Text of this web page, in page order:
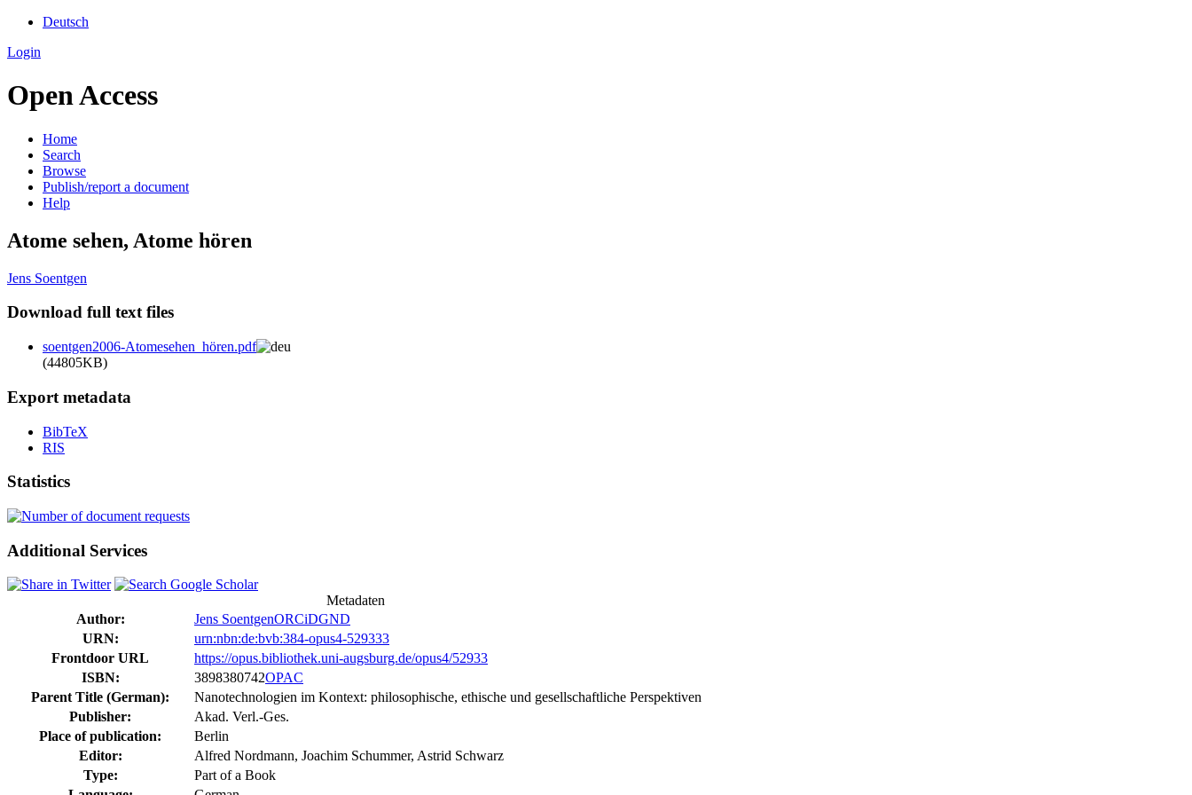
Deutsch
Login
Open Access
Home
Search
Browse
Publish/report a document
Help
Atome sehen, Atome hören
Jens Soentgen
Download full text files
soentgen2006-Atomesehen_hören.pdf
(44805KB)
Export metadata
BibTeX
RIS
Statistics
Additional Services
Metadaten
Author:
Jens SoentgenORCiDGND
URN:
urn:nbn:de:bvb:384-opus4-529333
Frontdoor URL
https://opus.bibliothek.uni-augsburg.de/opus4/52933
ISBN:
3898380742OPAC
Parent Title (German):
Nanotechnologien im Kontext: philosophische, ethische und gesellschaftliche Perspektiven
Publisher:
Akad. Verl.-Ges.
Place of publication:
Berlin
Editor:
Alfred Nordmann, Joachim Schummer, Astrid Schwarz
Type:
Part of a Book